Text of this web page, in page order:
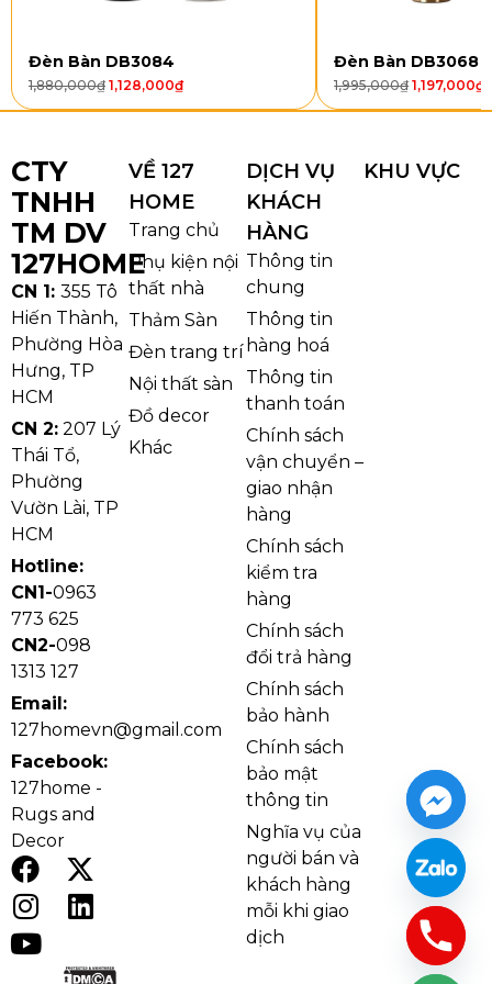
pha lê được bố trí thành nhiều tầng, tạo cảm giác
Khi bật đèn, ánh sáng đi qua từng lớp pha lê giúp
không gian trở nên lung linh, ấm áp và có chiều sâu
Ảnh thật Đèn Ốp Trần Pha Lê OTPL43
Về chất liệu, sản phẩm sử dụng pha lê trang trí kết
hợp khung đèn chắc chắn, phù hợp với những mẫu
đèn có kích thước lớn và số lượng bóng nhiều. Pha lê
có khả năng bắt sáng tốt, giúp ánh đèn không bị đơn
điệu mà trở nên rực rỡ, sang trọng hơn. Khung đèn
tông vàng tạo cảm giác cao cấp, dễ phối với nội thất
gỗ, đá, da, rèm màu trung tính hoặc không gian
mang phong cách hiện đại sang trọng, tân cổ điển và
châu Âu.
Đèn Bàn DB3084
1,880,000₫ 1,128,000₫
Đèn Bàn DB3068
1,995,000₫ 1,197,000₫
CTY
TNHH
TM DV
127HOME
CN 1: 355 Tô
Hiến Thành,
Phường Hòa
Hưng, TP
HCM
CN 2: 207 Lý
Thái Tổ,
Phường
Vườn Lài, TP
HCM
Hotline:
CN1-0963
773 625
CN2-098
1313 127
Email:
127homevn@gmail.com
Facebook:
127home -
Rugs and
Decor
VỀ 127
HOME
Trang chủ
Phụ kiện nội
thất nhà
Thảm Sàn
Đèn trang trí
Nội thất sàn
Đồ decor
Khác
DỊCH VỤ
KHÁCH
HÀNG
Thông tin
chung
Thông tin
hàng hoá
Thông tin
thanh toán
Chính sách
vận chuyển –
giao nhận
hàng
Chính sách
kiểm tra
hàng
Chính sách
đổi trả hàng
Chính sách
bảo hành
Chính sách
bảo mật
thông tin
Nghĩa vụ của
người bán và
khách hàng
mỗi khi giao
dịch
KHU VỰC